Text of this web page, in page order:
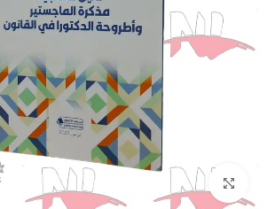
Click to enlarge